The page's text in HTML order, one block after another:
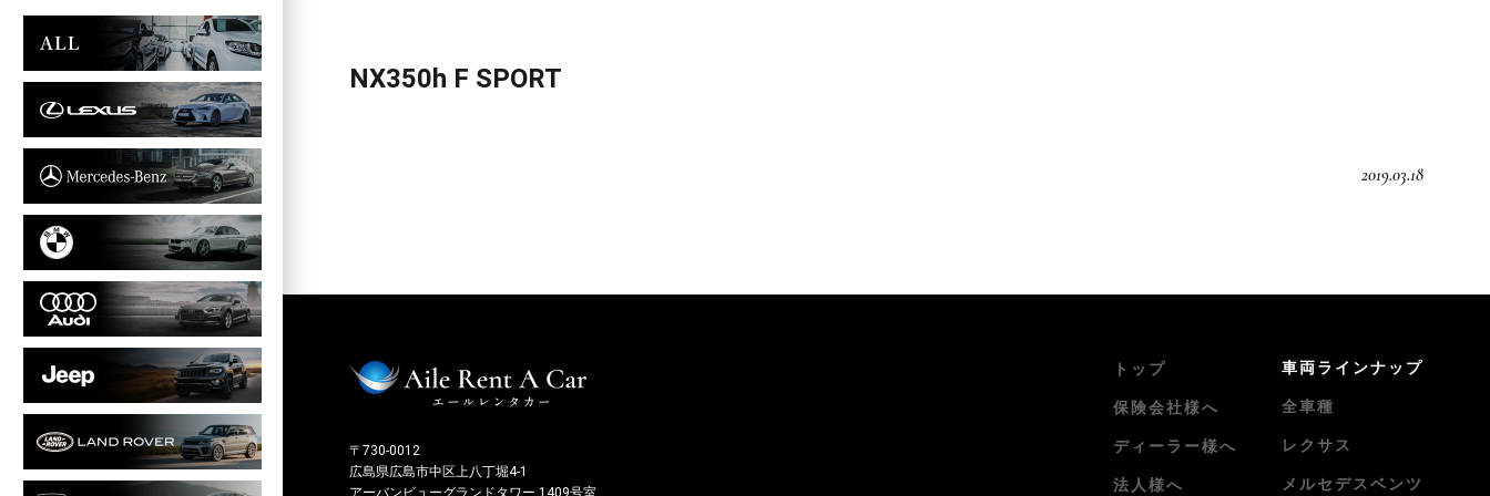
NX350h F SPORT
2019.03.18
〒730-0012
広島県広島市中区上八丁堀4-1
アーバンビューグランドタワー 1409号室
トップ
保険会社様へ
ディーラー様へ
法人様へ
車両ラインナップ
全車種
レクサス
メルセデスベンツ